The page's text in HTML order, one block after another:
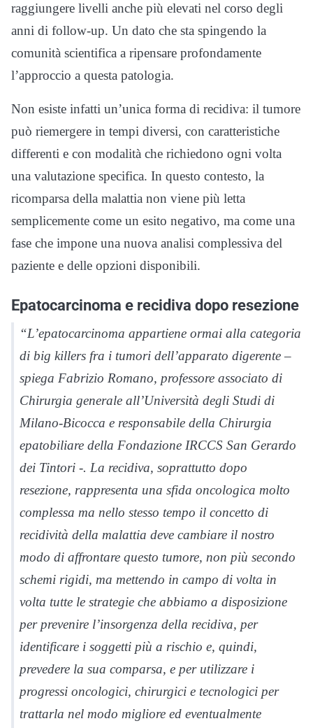
raggiungere livelli anche più elevati nel corso degli
anni di follow-up. Un dato che sta spingendo la
comunità scientifica a ripensare profondamente
l’approccio a questa patologia.
Non esiste infatti un’unica forma di recidiva: il tumore
può riemergere in tempi diversi, con caratteristiche
differenti e con modalità che richiedono ogni volta
una valutazione specifica. In questo contesto, la
ricomparsa della malattia non viene più letta
semplicemente come un esito negativo, ma come una
fase che impone una nuova analisi complessiva del
paziente e delle opzioni disponibili.
Epatocarcinoma e recidiva dopo resezione
“L’epatocarcinoma appartiene ormai alla categoria
di big killers fra i tumori dell’apparato digerente –
spiega Fabrizio Romano, professore associato di
Chirurgia generale all’Università degli Studi di
Milano-Bicocca e responsabile della Chirurgia
epatobiliare della Fondazione IRCCS San Gerardo
dei Tintori -. La recidiva, soprattutto dopo
resezione, rappresenta una sfida oncologica molto
complessa ma nello stesso tempo il concetto di
recidività della malattia deve cambiare il nostro
modo di affrontare questo tumore, non più secondo
schemi rigidi, ma mettendo in campo di volta in
volta tutte le strategie che abbiamo a disposizione
per prevenire l’insorgenza della recidiva, per
identificare i soggetti più a rischio e, quindi,
prevedere la sua comparsa, e per utilizzare i
progressi oncologici, chirurgici e tecnologici per
trattarla nel modo migliore ed eventualmente